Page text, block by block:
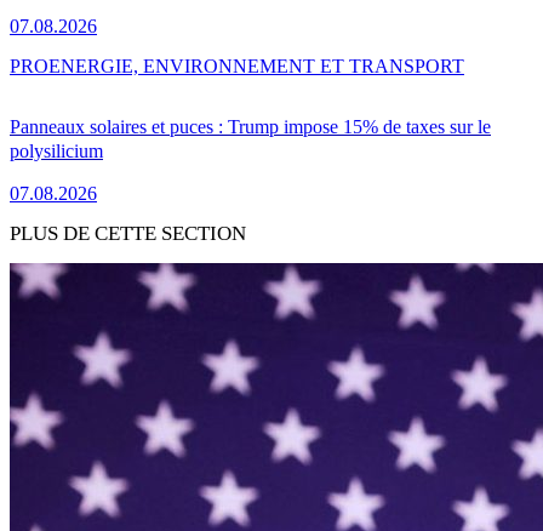
07.08.2026
Panneaux solaires et puces : Trump impose 15% de taxes sur le
polysilicium
07.08.2026
PROENERGIE, ENVIRONNEMENT ET TRANSPORT
PLUS DE CETTE SECTION